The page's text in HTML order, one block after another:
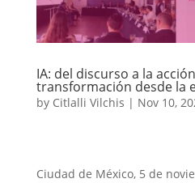
IA: del discurso a la
transformación desde la
by Citlalli Vilchis | Nov 10,
Ciudad de México, 5 de